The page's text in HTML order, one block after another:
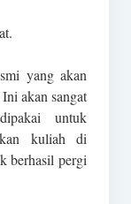
yang akan
akan sangat
untuk
kuliah di
berhasil pergi